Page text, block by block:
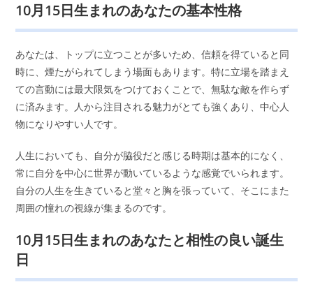
10月15日生まれのあなたの基本性格
あなたは、トップに立つことが多いため、信頼を得ていると同
時に、煙たがられてしまう場面もあります。特に立場を踏まえ
ての言動には最大限気をつけておくことで、無駄な敵を作らず
に済みます。人から注目される魅力がとても強くあり、中心人
物になりやすい人です。
人生においても、自分が脇役だと感じる時期は基本的になく、
常に自分を中心に世界が動いているような感覚でいられます。
自分の人生を生きていると堂々と胸を張っていて、そこにまた
周囲の憧れの視線が集まるのです。
10月15日生まれのあなたと相性の良い誕生
日